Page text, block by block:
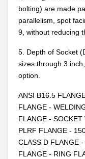
bolting) are made
parallelism, spot
9, without reducing
5. Depth of Socket
sizes through 3
option.
ANSI B16.5
FLANGE -
FLANGE -
PLRF FLANGE -
CLASS D FLANGE
FLANGE - RING